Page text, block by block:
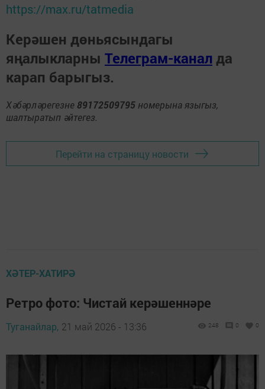
https://max.ru/tatmedia
Керәшен дөньясындагы
яңалыкларны Телеграм-канал да
карап барыгыз.
Хәбәрләрегезне 89172509795 номерына языгыз,
шалтыратып әйтегез.
Перейти на страницу новости
ХӘТЕР-ХАТИРӘ
Ретро фото: Чистай керәшеннәре
Туганайлар, 21 май 2026 - 13:36 248 0 0